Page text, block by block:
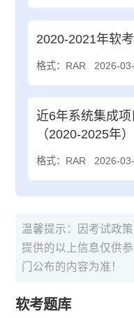
2020-2021年软
格式：RAR 2026-
近6年系统集成
（2020-2025年）
格式：RAR 2026-
温馨提示：因考试政
提供的以上信息仅供
门公布的内容为准！
软考题库